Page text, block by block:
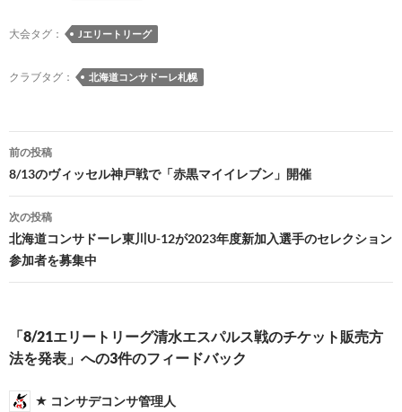
大会タグ： Jエリートリーグ
クラブタグ： 北海道コンサドーレ札幌
投
稿
ナ
ビ
ゲ
シ
ョ
ン
前の投稿
8/13のヴィッセル神戸戦で「赤黒マイイレブン」開催
次の投稿
北海道コンサドーレ東川U-12が2023年度新加入選手のセレクション
参加者を募集中
「8/21エリートリーグ清水エスパルス戦のチケット販売方
法を発表」への3件のフィードバック
コンサデコンサ管理人